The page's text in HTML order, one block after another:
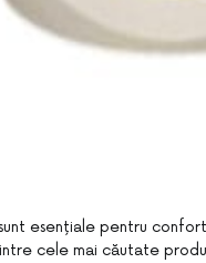
esențiale pentru
cele mai căutate